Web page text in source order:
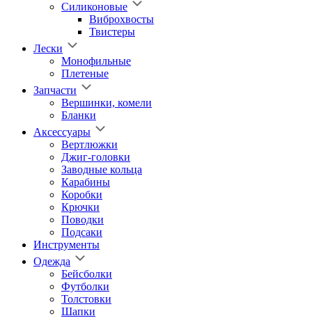
Силиконовые
Виброхвосты
Твистеры
Лески
Монофильные
Плетеные
Запчасти
Вершинки, комели
Бланки
Аксессуары
Вертлюжки
Джиг-головки
Заводные кольца
Карабины
Коробки
Крючки
Поводки
Подсаки
Инструменты
Одежда
Бейсболки
Футболки
Толстовки
Шапки